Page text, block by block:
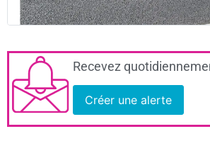
Recevez
Créer une alerte